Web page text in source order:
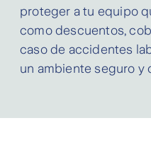
proteger a tu equipo
como descuentos,
caso de accidentes
un ambiente seguro y